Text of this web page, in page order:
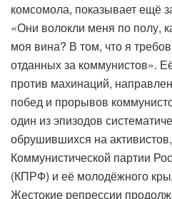
комсомола, показывает ещё
«Они волокли меня по полу,
моя вина? В том, что я
отданных за коммунистов».
против махинаций,
побед и прорывов
один из эпизодов
обрушившихся на
Коммунистической партии
(КПРФ) и её молодёжного
Жестокие репрессии